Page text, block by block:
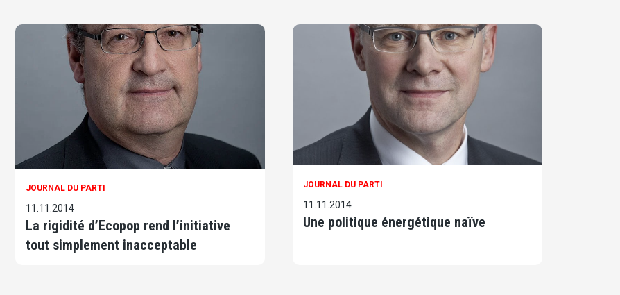
JOURNAL DU PARTI
11.11.2014
La rigidité d’Ecopop rend l’initiative
tout simplement inacceptable
JOURNAL DU PARTI
11.11.2014
Une politique énergétique naïve